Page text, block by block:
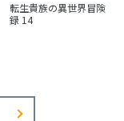
転生貴族の異世界冒険
録 14